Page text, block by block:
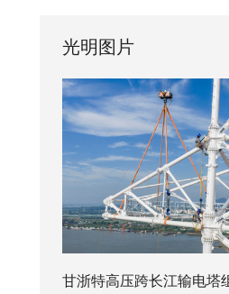
光明图片